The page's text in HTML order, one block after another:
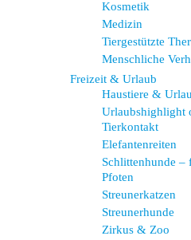
Kosmetik
Medizin
Tiergestützte
Menschliche
Freizeit & Urlaub
Haustiere &
Urlaubshighlight
Tierkontakt
Elefantenreiten
Schlittenhunde –
Pfoten
Streunerkatzen
Streunerhunde
Zirkus & Zoo